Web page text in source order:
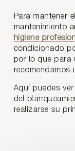
Para mantener
mantenimiento
higiene
condicionado
por lo que para
recomendamos
Aquí puedes
del
realizarse su